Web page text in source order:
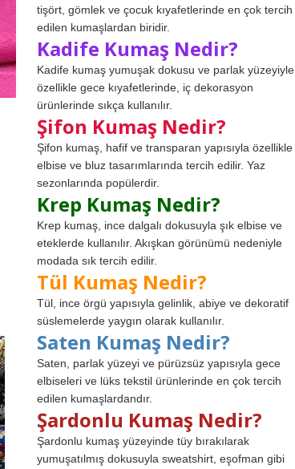
tişört, gömlek ve çocuk kıyafetlerinde en çok tercih
edilen kumaşlardan biridir.
Kadife Kumaş Nedir?
Kadife kumaş yumuşak dokusu ve parlak yüzeyiyle
özellikle gece kıyafetlerinde, iç dekorasyon
ürünlerinde sıkça kullanılır.
Şifon Kumaş Nedir?
Şifon kumaş, hafif ve transparan yapısıyla özellikle
elbise ve bluz tasarımlarında tercih edilir. Yaz
sezonlarında popülerdir.
Krep Kumaş Nedir?
Krep kumaş, ince dalgalı dokusuyla şık elbise ve
eteklerde kullanılır. Akışkan görünümü nedeniyle
modada sık tercih edilir.
Tül Kumaş Nedir?
Tül, ince örgü yapısıyla gelinlik, abiye ve dekoratif
süslemelerde yaygın olarak kullanılır.
Saten Kumaş Nedir?
Saten, parlak yüzeyi ve pürüzsüz yapısıyla gece
elbiseleri ve lüks tekstil ürünlerinde en çok tercih
edilen kumaşlardandır.
Şardonlu Kumaş Nedir?
Şardonlu kumaş yüzeyinde tüy bırakılarak
yumuşatılmış dokusuyla sweatshirt, eşofman gibi